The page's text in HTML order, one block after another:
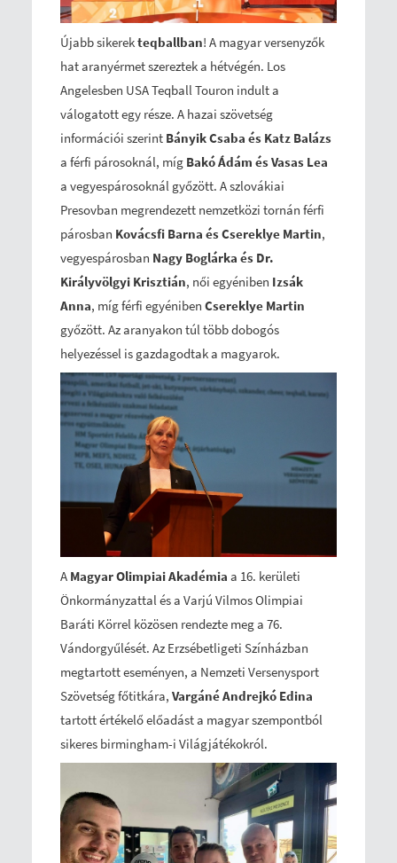
Újabb sikerekteqballban! A magyar versenyzők
hat aranyérmet szereztek a hétvégén. Los
Angelesben USA Teqball Touron indult a
válogatott egy része. A hazai szövetség
információi szerint Bányik Csaba és Katz Balázs
a férfi párosoknál, míg Bakó Ádám és Vasas Lea
a vegyespárosoknál győzött. A szlovákiai
Presovban megrendezett nemzetközi tornán férfi
párosban Kovácsfi Barna és Csereklye Martin,
vegyespárosban Nagy Boglárka és Dr.
Királyvölgyi Krisztián, női egyéniben Izsák
Anna, míg férfi egyéniben Csereklye Martin
győzött. Az aranyakon túl több dobogós
helyezéssel is gazdagodtak a magyarok.
A Magyar Olimpiai Akadémia a 16. kerületi
Önkormányzattal és a Varjú Vilmos Olimpiai
Baráti Körrel közösen rendezte meg a 76.
Vándorgyűlését. Az Erzsébetligeti Színházban
megtartott eseményen, a Nemzeti Versenysport
Szövetség főtitkára, Vargáné Andrejkó Edina
tartott értékelő előadást a magyar szempontból
sikeres birmingham-i Világjátékokról.